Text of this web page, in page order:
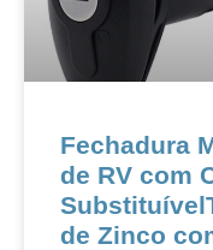
Fechadura
de RV com
de Zinco